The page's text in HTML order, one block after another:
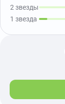
2 звезды
1 звезда